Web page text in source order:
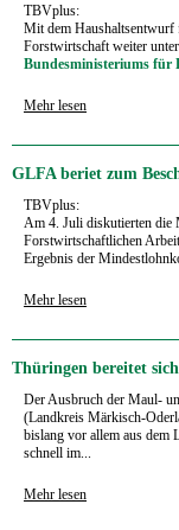
TBVplus:
Mit dem Haushaltsentwurf
Forstwirtschaft weiter
Bundesministeriums
Mehr lesen
GLFA beriet zum
TBVplus:
Am 4. Juli diskutierten die
Forstwirtschaftli­chen
Ergebnis der
Mehr lesen
Thüringen bereitet
Der Ausbruch der Maul-
(Landkreis Märkisch-
bislang vor allem aus dem
schnell im...
Mehr lesen